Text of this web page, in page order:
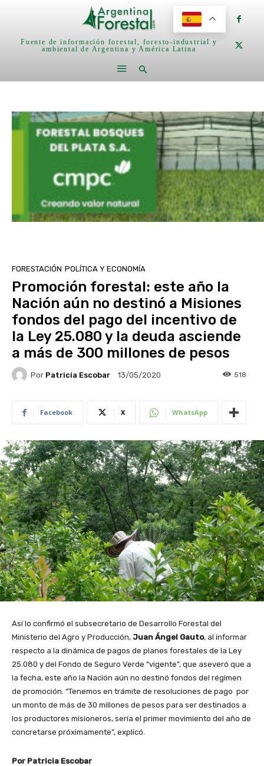
Fuente de información forestal, foresto-industrial y
ambiental de Argentina y América Latina
FORESTACIÓN POLÍTICA Y ECONOMÍA
Promoción forestal: este año la
Nación aún no destinó a Misiones
fondos del pago del incentivo de
la Ley 25.080 y la deuda asciende
a más de 300 millones de pesos
Por Patricia Escobar 13/05/2020 518
Facebook X WhatsApp
Así lo confirmó el subsecretario de Desarrollo Forestal del
Ministerio del Agro y Producción, Juan Ángel Gauto, al informar
respecto a la dinámica de pagos de planes forestales de la Ley
25.080 y del Fondo de Seguro Verde “vigente”, que aseveró que a
la fecha, este año la Nación aún no destinó fondos del régimen
de promoción. “Tenemos en trámite de resoluciones de pago por
un monto de más de 30 millones de pesos para ser destinados a
los productores misioneros, sería el primer movimiento del año de
concretarse próximamente”, explicó.
Por Patricia Escobar